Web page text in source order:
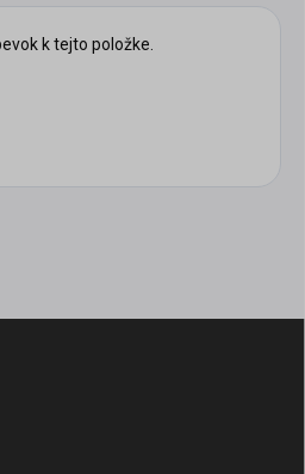
k tejto položke.